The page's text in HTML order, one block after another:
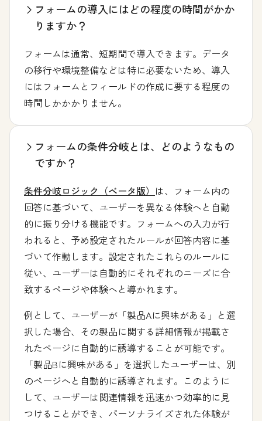
フォームの導入にはどの程度の時間がかか
りますか？
フォームは通常、短期間で導入できます。データ
の移行や環境整備などは特に必要ないため、導入
にはフォームとフィールドの作成に要する程度の
時間しかかかりません。
フォームの条件分岐とは、どのようなもの
ですか？
条件分岐ロジック（ベータ版） は、フォーム内の
回答に基づいて、ユーザーを異なる体験へと自動
的に振り分ける機能です。フォームへの入力が行
われると、予め設定されたルールが回答内容に基
づいて作動します。設定されたこれらのルールに
従い、ユーザーは自動的にそれぞれのニーズに合
致するページや体験へと導かれます。
例として、ユーザーが「製品Aに興味がある」と選
択した場合、その製品に関する詳細情報が掲載さ
れたページに自動的に誘導することが可能です。
「製品Bに興味がある」を選択したユーザーは、別
のページへと自動的に誘導されます。このように
して、ユーザーは関連情報を迅速かつ効率的に見
つけることができ、パーソナライズされた体験が